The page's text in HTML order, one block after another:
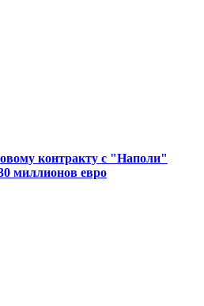
контракту с "Наполи"
миллионов евро